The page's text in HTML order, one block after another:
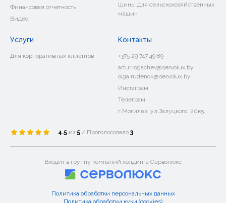
Финансовая отчетность
Видео
Шины для сельскохозяйственных
машин
Услуги
Для корпоративных клиентов
Контакты
+375 29 747 49 89
artur.rogachev@servolux.by
olga.rudenok@servolux.by
Инстаграм
Телеграм
г.Могилев, ул.Залуцкого, 20к5.
4.5 из 5 / Проголосовало 3
Входит в группу компаний холдинга Серволюкс
Политика обработки персональных данных
Политика обработки куки (cookies)